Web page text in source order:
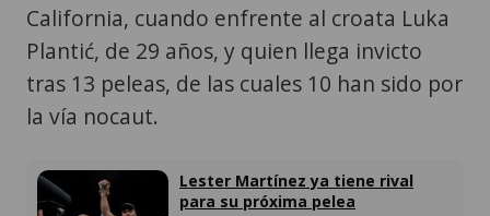
California, cuando enfrente al croata Luka
Plantić, de 29 años, y quien llega invicto
tras 13 peleas, de las cuales 10 han sido por
la vía nocaut.
Lester Martínez ya tiene rival
para su próxima pelea